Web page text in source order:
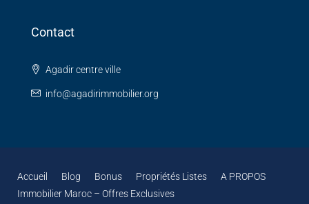
Contact
Agadir centre ville
info@agadirimmobilier.org
Accueil Blog Bonus Propriétés Listes
A PROPOS
Immobilier Maroc – Offres Exclusives